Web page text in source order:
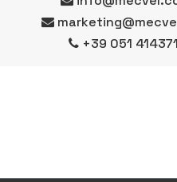
+39 051